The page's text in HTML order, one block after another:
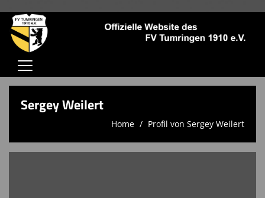
Home
Verein
Sergey Weilert
Home Profil von Sergey Weilert